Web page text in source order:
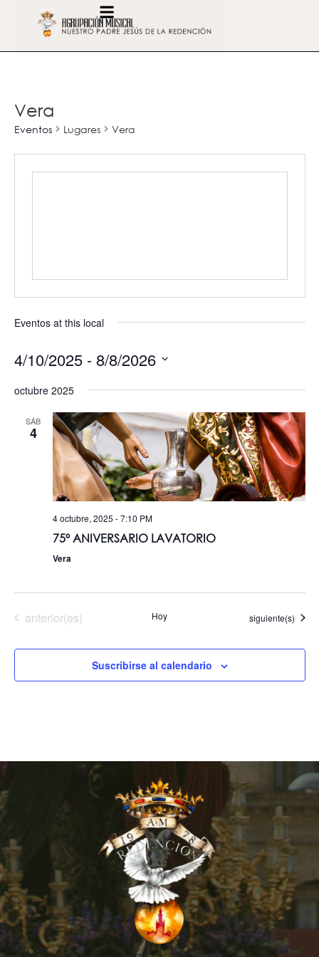
Vera
Eventos Lugares Vera
Eventos at this local
4/10/2025 - 8/8/2026
fecha.
octubre 2025
SÁB
4
4 octubre, 2025 - 7:10 PM
75º ANIVERSARIO LAVATORIO
Vera
Eventos
anterior(es) Hoy Eventos
siguiente(s)
Suscribirse al calendario